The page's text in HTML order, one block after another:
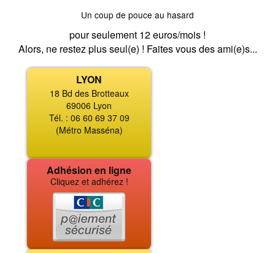
Un coup de pouce au hasard
pour seulement 12 euros/mois !
Alors, ne restez plus seul(e) ! Faites vous des ami(e)s...
LYON
18 Bd des Brotteaux
69006 Lyon
Tél. : 06 60 69 37 09
(Métro Masséna)
Adhésion en ligne
Cliquez et adhérez !